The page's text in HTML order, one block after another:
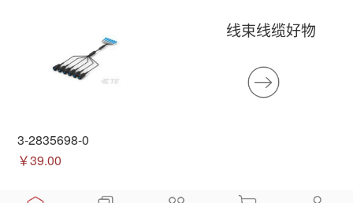
3-2835698-0
￥39.00
线束线缆好物